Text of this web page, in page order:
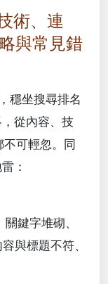
術、連
與常見錯
穩坐搜尋排名
從內容、技
可輕忽。同
：
鍵字堆砌、
與標題不符、